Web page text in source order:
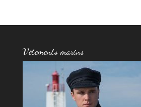
Vêtements marins